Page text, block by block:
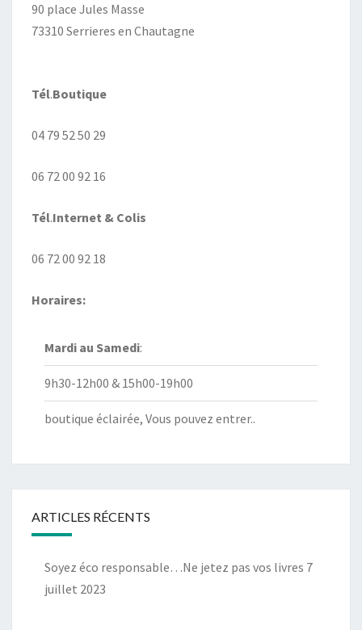
90 place Jules Masse
73310 Serrieres en Chautagne
Tél.Boutique
04 79 52 50 29
06 72 00 92 16
Tél.Internet & Colis
06 72 00 92 18
Horaires:
Mardi au Samedi:
9h30-12h00 & 15h00-19h00
boutique éclairée, Vous pouvez entrer..
ARTICLES RÉCENTS
Soyez éco responsable…Ne jetez pas vos livres 7
juillet 2023